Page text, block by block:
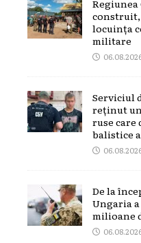
Regiunea
construit,
locuința
militare
Serviciul
reținut
ruse care
balistice
De la
Ungaria
milioane